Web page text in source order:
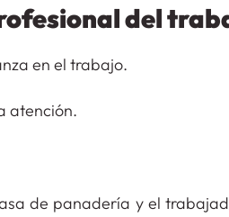
del
en el trabajo.
atención.
de panadería y el